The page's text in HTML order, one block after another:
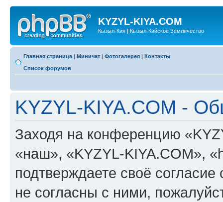
KYZYL-KIYA.COM
Кызыл-Кия | Кызыл-Кийское Землячество
Главная страница | Миничат | Фотогалерея | Контакты
Список форумов
KYZYL-KIYA.COM -
Заходя на конференцию
«наш», «KYZYL-KIYA.COM»,
подтверждаете своё
не согласны с ними,